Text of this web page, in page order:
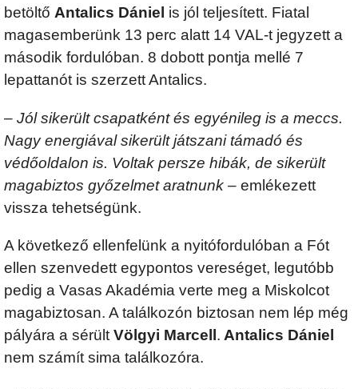
betöltő Antalics Dániel is jól teljesített. Fiatal
magasemberünk 13 perc alatt 14 VAL-t jegyzett a
második fordulóban. 8 dobott pontja mellé 7
lepattanót is szerzett Antalics.
– Jól sikerült csapatként és egyénileg is a meccs.
Nagy energiával sikerült játszani támadó és
védőoldalon is. Voltak persze hibák, de sikerült
magabiztos győzelmet aratnunk – emlékezett
vissza tehetségünk.
A következő ellenfelünk a nyitófordulóban a Fót
ellen szenvedett egypontos vereséget, legutóbb
pedig a Vasas Akadémia verte meg a Miskolcot
magabiztosan. A találkozón biztosan nem lép még
pályára a sérült Völgyi Marcell. Antalics Dániel
nem számít sima találkozóra.